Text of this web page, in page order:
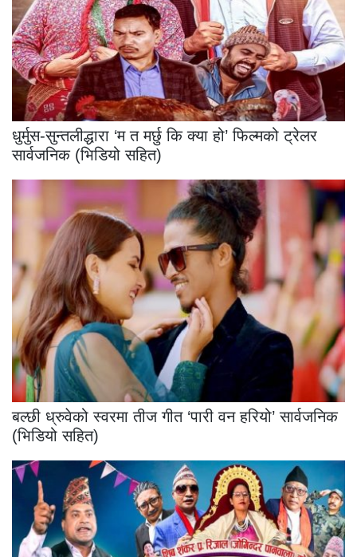
धुर्मुस-सुन्तलीद्धारा ‘म त मर्छु कि क्या हो’ फिल्मको ट्रेलर
सार्वजनिक (भिडियो सहित)
बल्छी ध्रुवेको स्वरमा तीज गीत ‘पारी वन हरियो’ सार्वजनिक
(भिडियो सहित)